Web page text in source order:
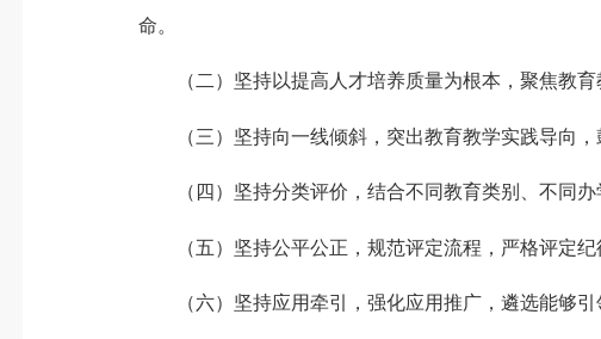
命。
（二）坚持以提高人才培养质量为根本，聚焦教育
（三）坚持向一线倾斜，突出教育教学实践导向，
（四）坚持分类评价，结合不同教育类别、不同办
（五）坚持公平公正，规范评定流程，严格评定纪
（六）坚持应用牵引，强化应用推广，遴选能够引